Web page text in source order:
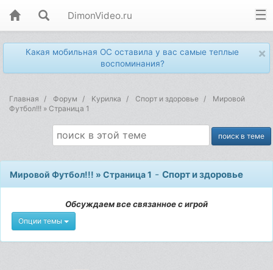
DimonVideo.ru
×
Какая мобильная ОС оставила у вас самые теплые
воспоминания?
Главная Форум Kурилка Спорт и здоровье
Мировой
Футбол!!! » Страница 1
Мировой Футбол!!! » Страница 1 -Спорт и здоровье
Обсуждаем все связанное с игрой
Опции темы